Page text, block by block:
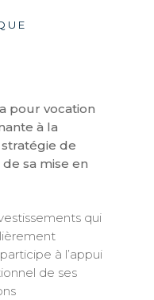
pour vocation
à la
de
sa mise en
qui
à l’appui
de ses